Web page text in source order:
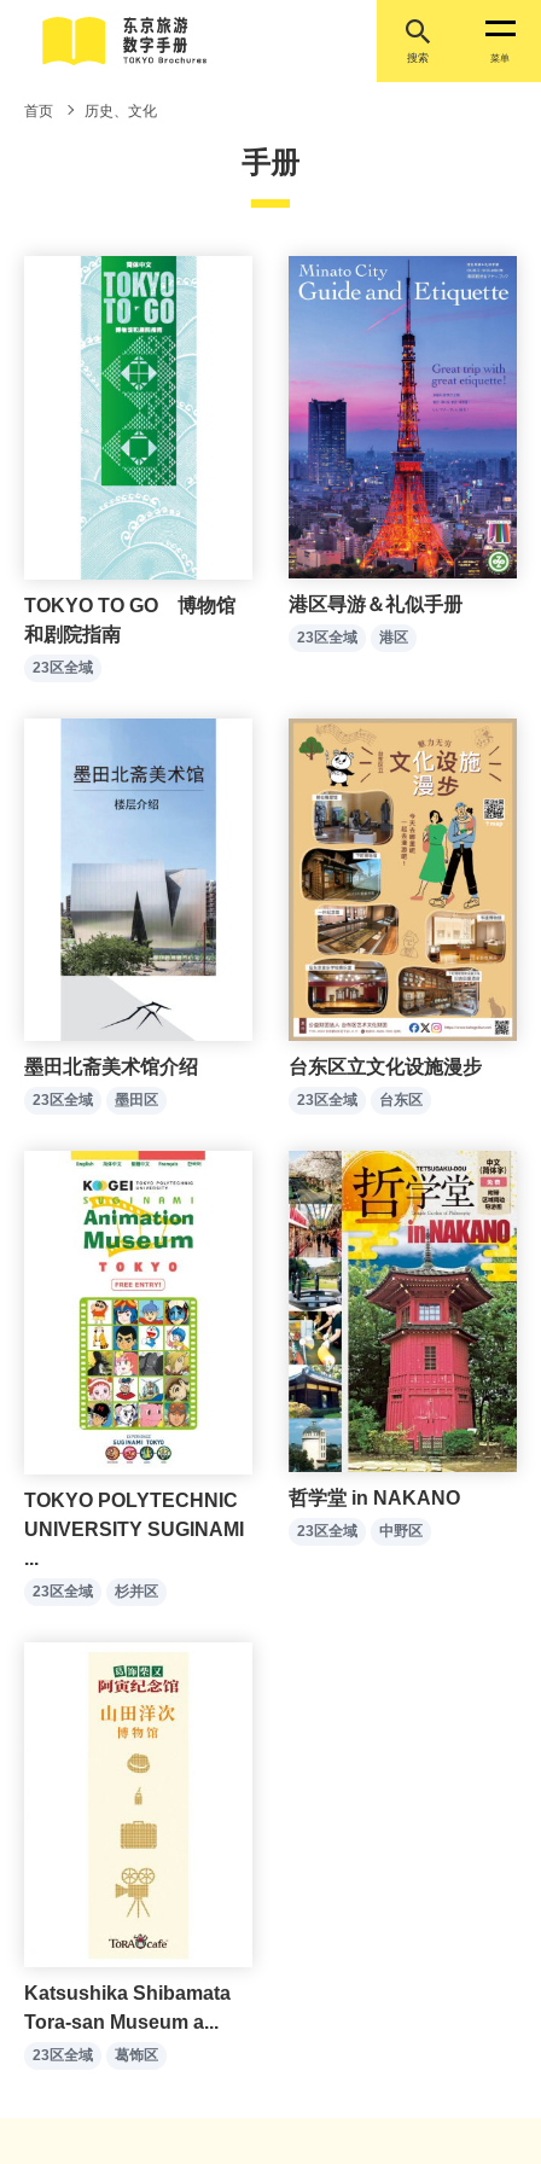
搜索 菜单
首页 历史、文化
手册
TOKYO TO GO 博物馆
和剧院指南
23区全域
港区㝵游＆礼似手册
23区全域 港区
墨田北斋美术馆介绍
23区全域 墨田区
台东区立文化设施漫步
23区全域 台东区
TOKYO POLYTECHNIC
UNIVERSITY SUGINAMI
...
23区全域 杉并区
哲学堂 in NAKANO
23区全域 中野区
Katsushika Shibamata
Tora-san Museum a...
23区全域 葛饰区